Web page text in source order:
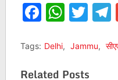
Tags: Delhi, Jammu,
Related Posts